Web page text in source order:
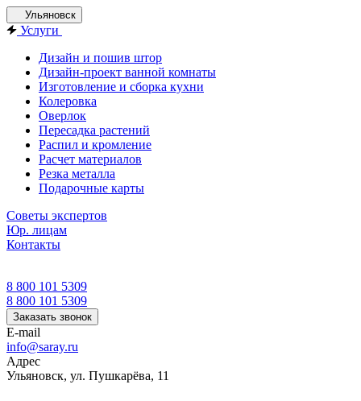
Ульяновск
Услуги
Дизайн и пошив штор
Дизайн-проект ванной комнаты
Изготовление и сборка кухни
Колеровка
Оверлок
Пересадка растений
Распил и кромление
Расчет материалов
Резка металла
Подарочные карты
Советы экспертов
Юр. лицам
Контакты
8 800 101 5309
8 800 101 5309
Заказать звонок
E-mail
info@saray.ru
Адрес
Ульяновск, ул. Пушкарёва, 11